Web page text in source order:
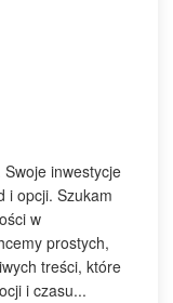
inwestycje
i opcji. Szukam
w
prostych,
treści, które
i czasu...